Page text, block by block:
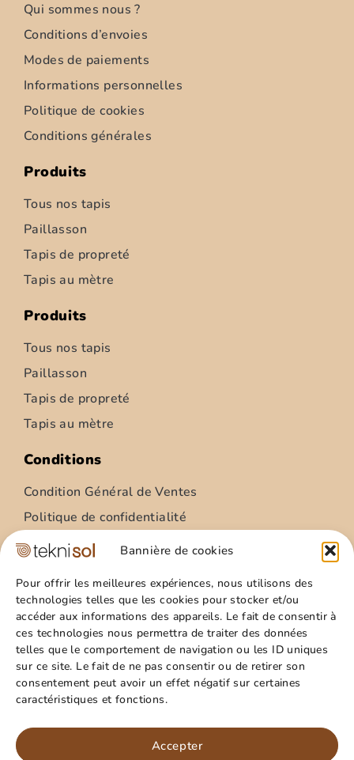
Bannière de cookies
Pour offrir les meilleures expériences, nous utilisons des
technologies telles que les cookies pour stocker et/ou
accéder aux informations des appareils. Le fait de consentir à
ces technologies nous permettra de traiter des données
telles que le comportement de navigation ou les ID uniques
sur ce site. Le fait de ne pas consentir ou de retirer son
consentement peut avoir un effet négatif sur certaines
caractéristiques et fonctions.
Accepter
Tapis d’intérieur – Ziemia – 52cm
Paillasson – relief palmes – 40x60cm
15,99€
Qui sommes nous ?
Conditions d’envoies
Modes de paiements
Informations personnelles
Politique de cookies
Conditions générales
Produits
Tous nos tapis
Paillasson
Tapis de propreté
Tapis au mètre
Produits
Tous nos tapis
Paillasson
Tapis de propreté
Tapis au mètre
Conditions
Condition Général de Ventes
Politique de confidentialité
Condition Général Utilisation
Site
Qui sommes nous ?
Guide pratique
Favoris